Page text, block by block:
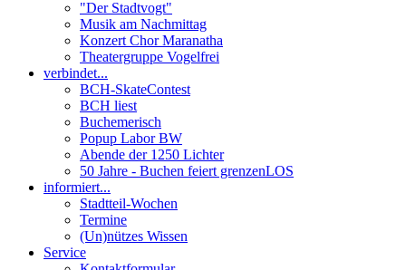
"Der Stadtvogt"
Musik am Nachmittag
Konzert Chor Maranatha
Theatergruppe Vogelfrei
verbindet...
BCH-SkateContest
BCH liest
Buchemerisch
Popup Labor BW
Abende der 1250 Lichter
50 Jahre - Buchen feiert grenzenLOS
informiert...
Stadtteil-Wochen
Termine
(Un)nützes Wissen
Service